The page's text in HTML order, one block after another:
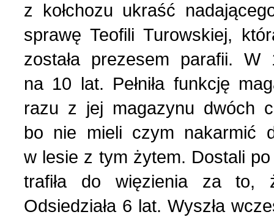
z kołchozu ukraść
sprawę Teofili Turowskiej,
została prezesem parafii.
na 10 lat. Pełniła funkcję
razu z jej magazynu dwóch
bo nie mieli czym nakarmić
w lesie z tym żytem. Dostali
trafiła do więzienia za to,
Odsiedziała 6 lat. Wyszła